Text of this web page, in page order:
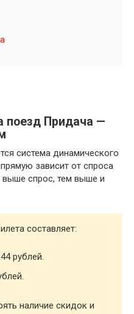
поезд Придача —
система динамического
зависит от спроса
выше спрос, тем выше и
составляет:
рублей.
наличие скидок и